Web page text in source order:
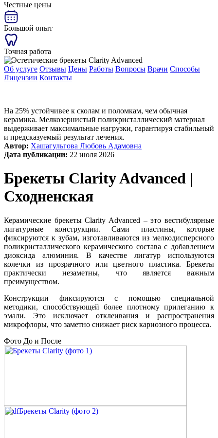
Честные цены
Большой опыт
Точная работа
Об услуге Отзывы Цены Работы Вопросы Врачи Способы
Лицензии Контакты
На 25% устойчивее к сколам и поломкам, чем обычная
керамика. Мелкозернистый поликристаллический материал
выдерживает максимальные нагрузки, гарантируя стабильный
и предсказуемый результат лечения.
Автор: Хашагульгова Любовь Адамовна
Дата публикации: 22 июля 2026
Брекеты Clarity Advanced |
Сходненская
Керамические брекеты Clarity Advanced – это вестибулярные
лигатурные конструкции. Сами пластины, которые
фиксируются к зубам, изготавливаются из мелкодисперсного
поликристаллического керамического состава с добавлением
диоксида алюминия. В качестве лигатур используются
колечки из прозрачного или цветного пластика. Брекеты
практически незаметны, что является важным
преимуществом.
Конструкции фиксируются с помощью специальной
методики, способствующей более плотному прилеганию к
эмали. Это исключает отклеивания и распространения
микрофлоры, что заметно снижает риск кариозного процесса.
Фото До и После